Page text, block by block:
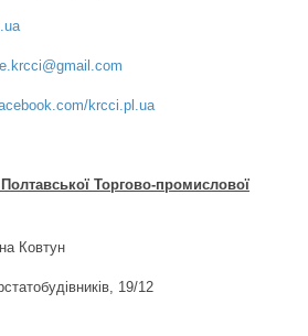
krcci.pl.ua
Полтавської Торгово-промислової
Ковтун
19/12